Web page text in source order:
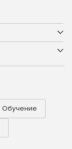
Обучение